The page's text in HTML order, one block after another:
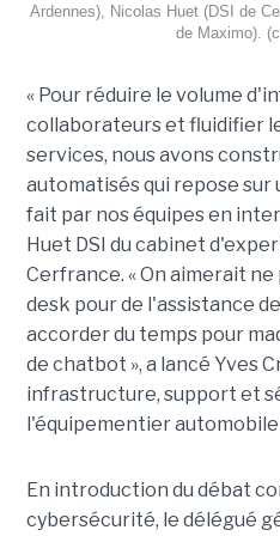
Ardennes), Nicolas Huet (DSI de
de Maximo).
« Pour réduire le volume
collaborateurs et fluidifier
services, nous avons
automatisés qui repose
fait par nos équipes en
Huet DSI du cabinet
Cerfrance. « On aimerait
desk pour de l'assistance
accorder du temps pour
de chatbot », a lancé Yves
infrastructure, support et
l'équipementier automobile
En introduction du débat
cybersécurité, le délégué